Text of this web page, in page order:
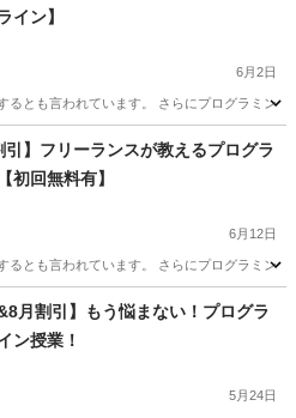
イン】
6月2日
るとも言われています。 さらにプログラミン
引】フリーランスが教えるプログラ
初回無料有】
6月12日
るとも言われています。 さらにプログラミン
初心者
月割引】もう悩まない！プログラ
ン授業！
5月24日